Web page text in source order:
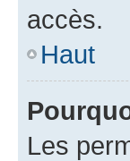
accès.
Haut
Les